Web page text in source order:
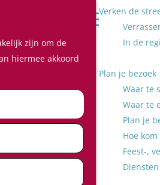
zijn om de
hiermee akkoord
k
n
n
u
Verken de
In de
Plan je bezoek
Waar te
Waar te
Plan je
Hoe
Feest-,
Diensten